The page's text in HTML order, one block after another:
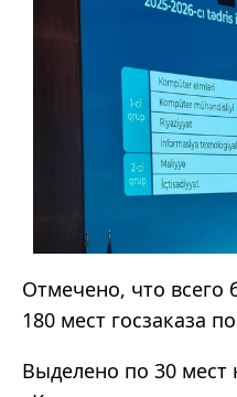
Отмечено, что всего
180 мест госзаказа
Выделено по 30 мест